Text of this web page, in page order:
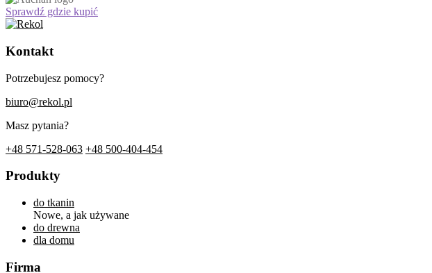
Sprawdź gdzie kupić
Kontakt
Potrzebujesz pomocy?
biuro@rekol.pl
Masz pytania?
+48 571-528-063 +48 500-404-454
Produkty
do tkanin
Nowe, a jak używane
do drewna
dla domu
Firma